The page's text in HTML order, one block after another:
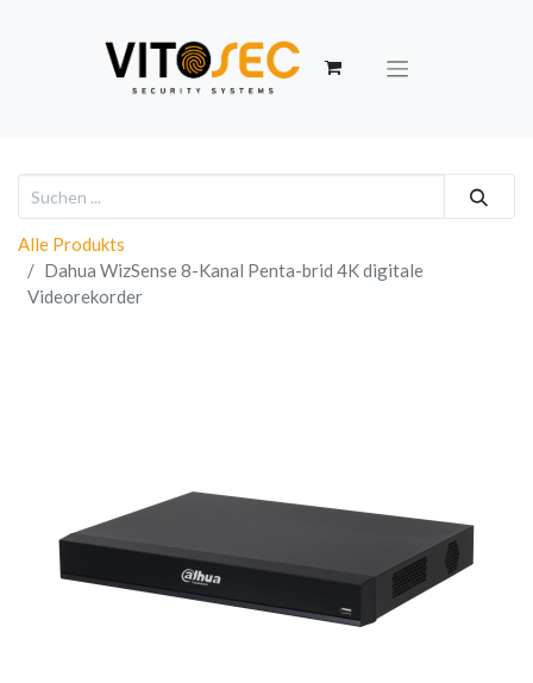
Alle Produkts
Dahua WizSense 8-Kanal Penta-brid 4K digitale
Videorekorder